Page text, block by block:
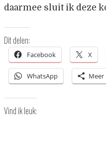
daarmee sluit ik deze
Dit delen:
Facebook X
WhatsApp Meer
Vind ik leuk: